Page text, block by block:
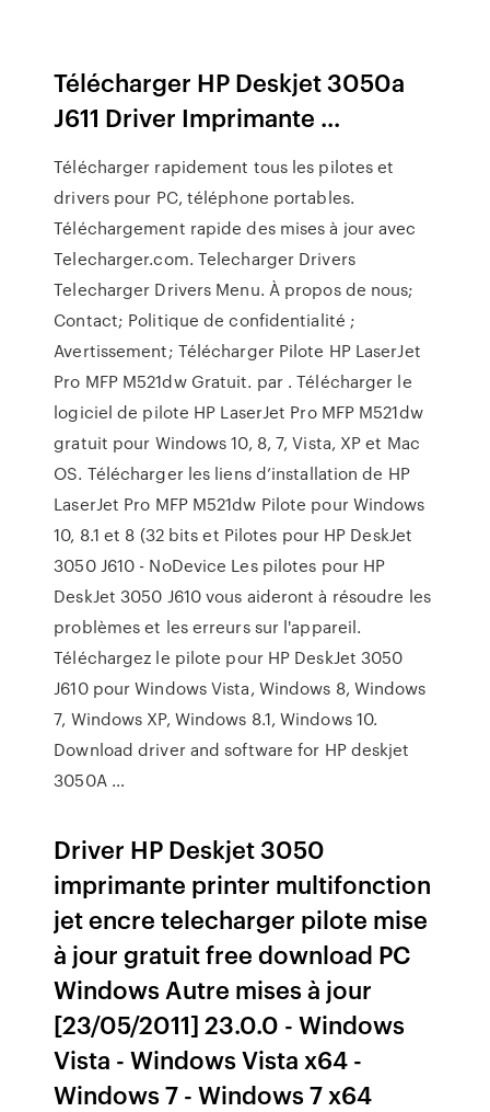
Télécharger HP Deskjet 3050a
J611 Driver Imprimante ...
Télécharger rapidement tous les pilotes et
drivers pour PC, téléphone portables.
Téléchargement rapide des mises à jour avec
Telecharger.com. Telecharger Drivers
Telecharger Drivers Menu. À propos de nous;
Contact; Politique de confidentialité ;
Avertissement; Télécharger Pilote HP LaserJet
Pro MFP M521dw Gratuit. par . Télécharger le
logiciel de pilote HP LaserJet Pro MFP M521dw
gratuit pour Windows 10, 8, 7, Vista, XP et Mac
OS. Télécharger les liens d’installation de HP
LaserJet Pro MFP M521dw Pilote pour Windows
10, 8.1 et 8 (32 bits et Pilotes pour HP DeskJet
3050 J610 - NoDevice Les pilotes pour HP
DeskJet 3050 J610 vous aideront à résoudre les
problèmes et les erreurs sur l'appareil.
Téléchargez le pilote pour HP DeskJet 3050
J610 pour Windows Vista, Windows 8, Windows
7, Windows XP, Windows 8.1, Windows 10.
Download driver and software for HP deskjet
3050A …
Driver HP Deskjet 3050
imprimante printer multifonction
jet encre telecharger pilote mise
à jour gratuit free download PC
Windows Autre mises à jour
[23/05/2011] 23.0.0 - Windows
Vista - Windows Vista x64 -
Windows 7 - Windows 7 x64